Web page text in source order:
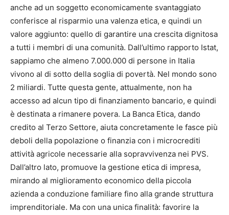
anche ad un soggetto economicamente svantaggiato
conferisce al risparmio una valenza etica, e quindi un
valore aggiunto: quello di garantire una crescita dignitosa
a tutti i membri di una comunità. Dall’ultimo rapporto Istat,
sappiamo che almeno 7.000.000 di persone in Italia
vivono al di sotto della soglia di povertà. Nel mondo sono
2 miliardi. Tutte questa gente, attualmente, non ha
accesso ad alcun tipo di finanziamento bancario, e quindi
è destinata a rimanere povera. La Banca Etica, dando
credito al Terzo Settore, aiuta concretamente le fasce più
deboli della popolazione o finanzia con i microcrediti
attività agricole necessarie alla sopravvivenza nei PVS.
Dall’altro lato, promuove la gestione etica di impresa,
mirando al miglioramento economico della piccola
azienda a conduzione familiare fino alla grande struttura
imprenditoriale. Ma con una unica finalità: favorire la